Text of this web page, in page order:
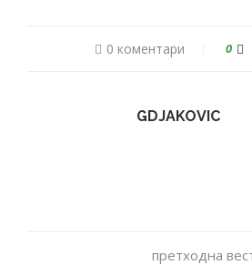
0 коментари 0
GDJAKOVIC
претходна